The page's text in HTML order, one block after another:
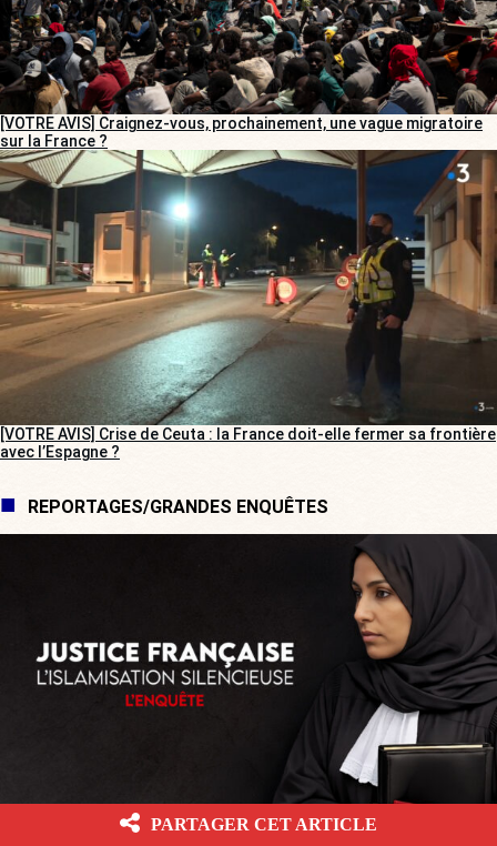
[VOTRE AVIS] Craignez-vous, prochainement, une vague migratoire
sur la France ?
[VOTRE AVIS] Crise de Ceuta : la France doit-elle fermer sa frontière
avec l’Espagne ?
REPORTAGES/GRANDES ENQUÊTES
[GRANDE ENQUÊTE] Justice française : l’islamisation silencieuse
PARTAGER CET ARTICLE